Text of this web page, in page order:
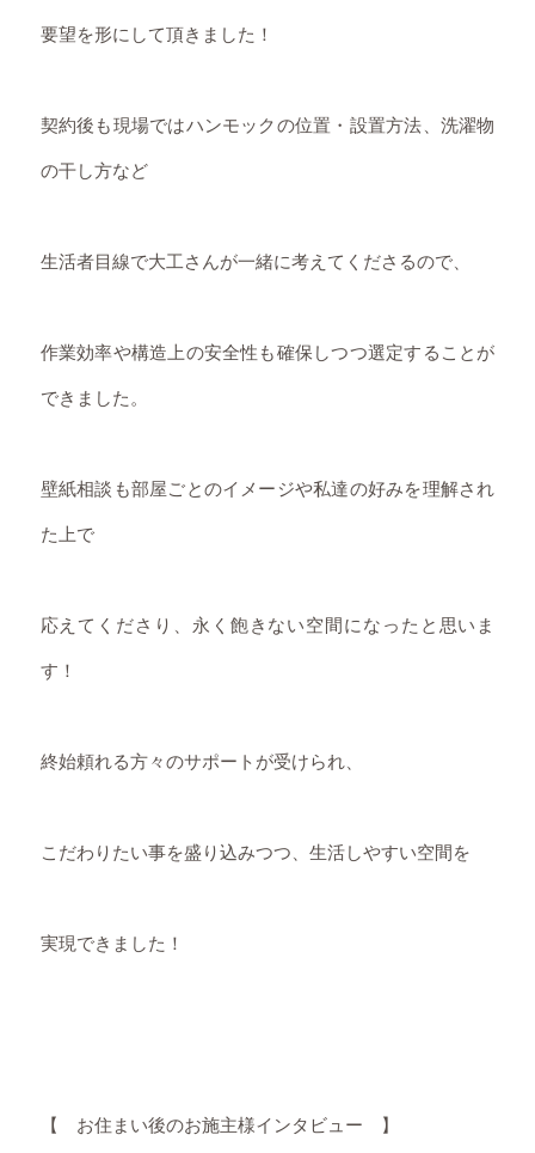
要望を形にして頂きました！
契約後も現場ではハンモックの位置・設置方法、洗濯物
の干し方など
生活者目線で大工さんが一緒に考えてくださるので、
作業効率や構造上の安全性も確保しつつ選定することが
できました。
壁紙相談も部屋ごとのイメージや私達の好みを理解され
た上で
応えてくださり、永く飽きない空間になったと思いま
す！
終始頼れる方々のサポートが受けられ、
こだわりたい事を盛り込みつつ、生活しやすい空間を
実現できました！
【 お住まい後のお施主様インタビュー 】